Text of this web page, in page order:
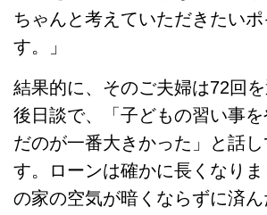
ちゃんと考えていただきたい
す。」
結果的に、そのご夫婦は72回を
後日談で、「子どもの習い事
だのが一番大きかった」と話
す。ローンは確かに長くなりま
の家の空気が暗くならずに済